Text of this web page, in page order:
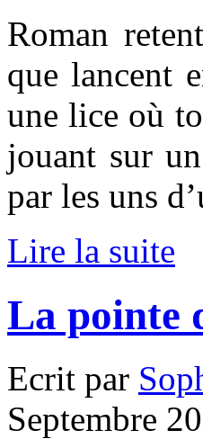
Roman
que lancent
une lice où
jouant sur
par les uns
Lire la suite
La pointe
Ecrit par
Septembre